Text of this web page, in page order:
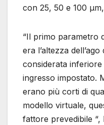
con 25, 50 e 100
“Il primo parametro
era l’altezza
considerata
ingresso impostato.
erano più corti di
modello virtuale,
fattore prevedibile “,